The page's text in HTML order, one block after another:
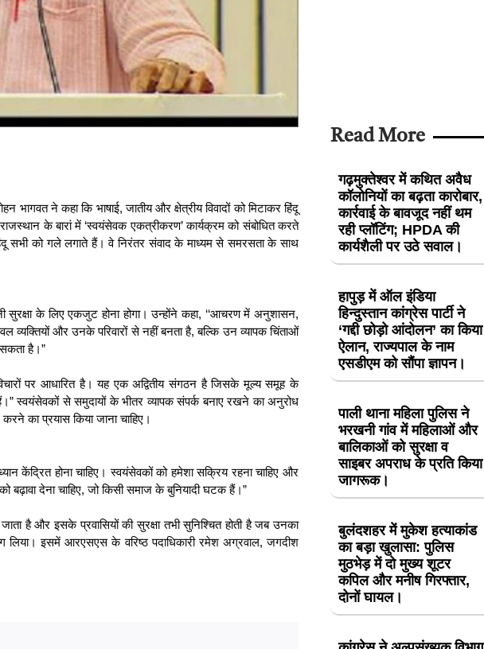
ने कहा कि भाषाई, जातीय और क्षेत्रीय विवादों को मिटाकर हिंदू
के बारां में ‘स्वयंसेवक एकत्रीकरण’ कार्यक्रम को संबोधित करते
सभी को गले लगाते हैं। वे निरंतर संवाद के माध्यम से समरसता के साथ
सुरक्षा के लिए एकजुट होना होगा। उन्होंने कहा, ‘‘आचरण में अनुशासन,
और उनके परिवारों से नहीं बनता है, बल्कि उन व्यापक चिंताओं
है।”
पर आधारित है। यह एक अद्वितीय संगठन है जिसके मूल्य समूह के
स्वयंसेवकों से समुदायों के भीतर व्यापक संपर्क बनाए रखने का अनुरोध
का प्रयास किया जाना चाहिए।
केंद्रित होना चाहिए। स्वयंसेवकों को हमेशा सक्रिय रहना चाहिए और
बढ़ावा देना चाहिए, जो किसी समाज के बुनियादी घटक हैं।”
है और इसके प्रवासियों की सुरक्षा तभी सुनिश्चित होती है जब उनका
इसमें आरएसएस के वरिष्ठ पदाधिकारी रमेश अग्रवाल, जगदीश
Read More
गढ़मुक्तेश्वर में कथित अवैध
कॉलोनियों का बढ़ता कारोबार,
कार्रवाई के बावजूद नहीं थम
रही प्लॉटिंग; HPDA की
कार्यशैली पर उठे सवाल।
हापुड़ में ऑल इंडिया
हिन्दुस्तान कांग्रेस पार्टी ने
‘गद्दी छोड़ो आंदोलन’ का किया
ऐलान, राज्यपाल के नाम
एसडीएम को सौंपा ज्ञापन।
पाली थाना महिला पुलिस ने
भरखनी गांव में महिलाओं और
बालिकाओं को सुरक्षा व
साइबर अपराध के प्रति किया
जागरूक।
बुलंदशहर में मुकेश हत्याकांड
का बड़ा खुलासा: पुलिस
मुठभेड़ में दो मुख्य शूटर
कपिल और मनीष गिरफ्तार,
दोनों घायल।